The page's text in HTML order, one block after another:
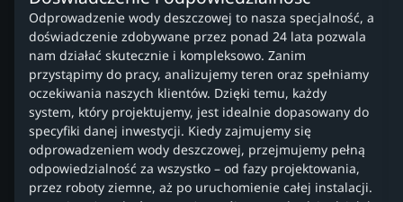
Odprowadzenie wody deszczowej to nasza specjalność, a
doświadczenie zdobywane przez ponad 24 lata pozwala
nam działać skutecznie i kompleksowo. Zanim
przystąpimy do pracy, analizujemy teren oraz spełniamy
oczekiwania naszych klientów. Dzięki temu, każdy
system, który projektujemy, jest idealnie dopasowany do
specyfiki danej inwestycji. Kiedy zajmujemy się
odprowadzeniem wody deszczowej, przejmujemy pełną
odpowiedzialność za wszystko – od fazy projektowania,
przez roboty ziemne, aż po uruchomienie całej instalacji.